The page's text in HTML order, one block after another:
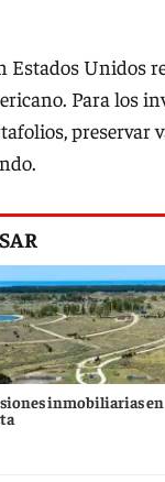
Estados Unidos
Para los
preservar
inmobiliarias en